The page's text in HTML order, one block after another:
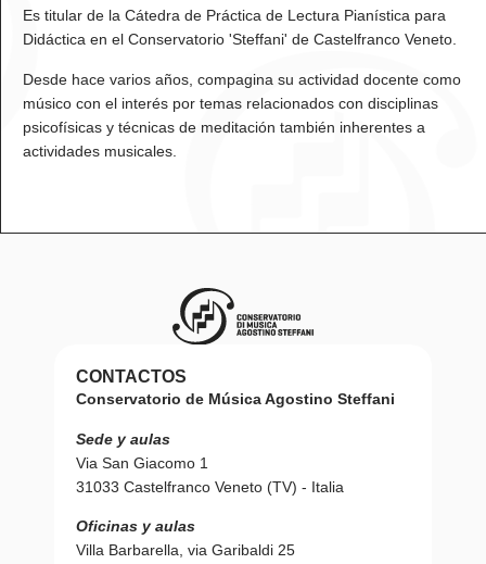
Es titular de la Cátedra de Práctica de Lectura Pianística para
Didáctica en el Conservatorio 'Steffani' de Castelfranco Veneto.
Desde hace varios años, compagina su actividad docente como
músico con el interés por temas relacionados con disciplinas
psicofísicas y técnicas de meditación también inherentes a
actividades musicales.
CONTACTOS
Conservatorio de Música Agostino Steffani
Sede y aulas
Via San Giacomo 1
31033 Castelfranco Veneto (TV) - Italia
Oficinas y aulas
Villa Barbarella, via Garibaldi 25